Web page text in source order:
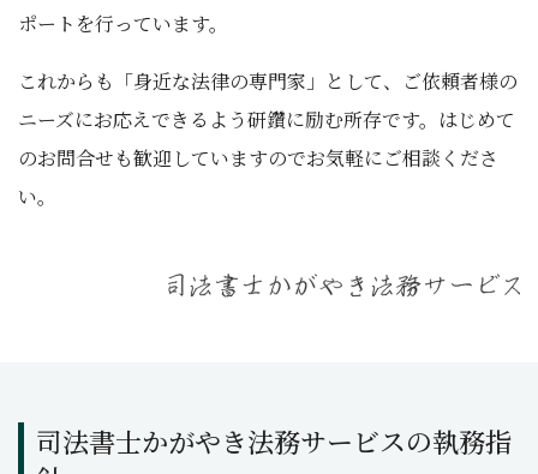
ポートを行っています。
これからも「身近な法律の専門家」として、ご依頼者様の
ニーズにお応えできるよう研鑽に励む所存です。はじめて
のお問合せも歓迎していますのでお気軽にご相談くださ
い。
司法書士かがやき法務サービスの執務指